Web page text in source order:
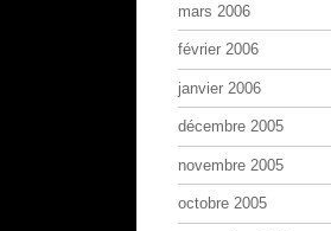
mars 2006
février 2006
janvier 2006
décembre 2005
novembre 2005
octobre 2005